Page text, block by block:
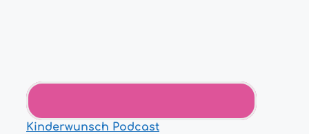
Kinderwunsch Podcast